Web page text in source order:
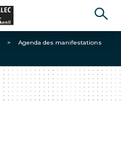
>
Agenda des manifestations